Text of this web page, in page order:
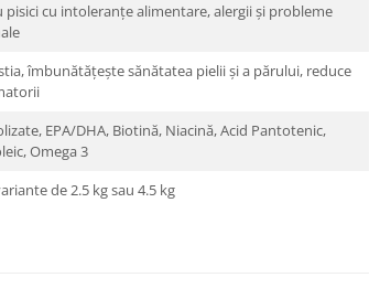
cu intoleranțe alimentare, alergii și probleme
îmbunătățește sănătatea pielii și a părului, reduce
EPA/DHA, Biotină, Niacină, Acid Pantotenic,
Omega 3
de 2.5 kg sau 4.5 kg